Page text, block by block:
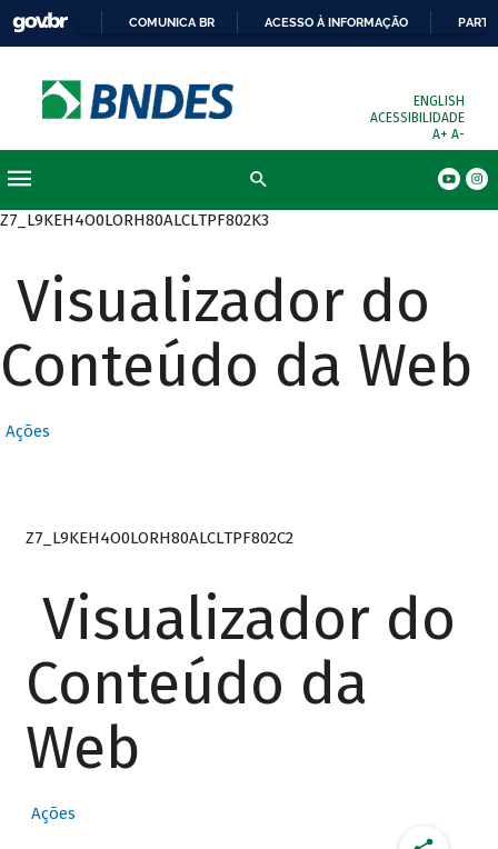
COMUNICA BR ACESSO À INFORMAÇÃO
ENGLISH
ACESSIBILIDADE
A+ A-
Z7_L9KEH4O0LORH80ALCLTPF802K3
Visualizador do
Conteúdo da Web
Ações
Z7_L9KEH4O0LORH80ALCLTPF802C2
Visualizador do
Conteúdo da
Web
Ações